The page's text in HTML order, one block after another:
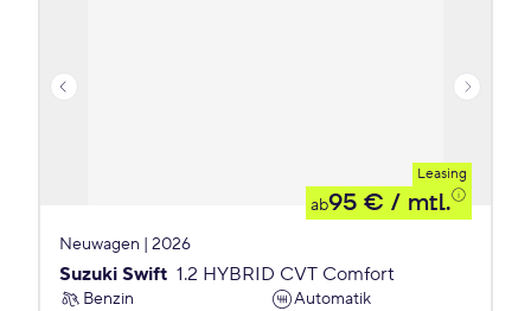
Leasing
ab95 € / mtl.
Neuwagen | 2026
Suzuki Swift 1.2 HYBRID CVT Comfort
Benzin
Automatik